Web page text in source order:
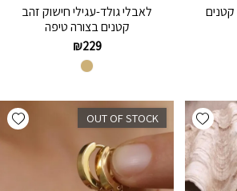
קטנים
לאבלי גולד-עגילי חישוק זהב
קטנים בצורה טיפה
₪229
Add wishlist
OUT OF STOCK